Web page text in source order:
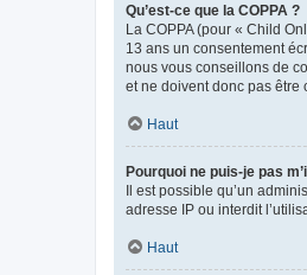
Qu’est-ce que la COPPA ?
La COPPA (pour « Child
13 ans un consentement
nous vous conseillons de
et ne doivent donc pas être
Haut
Pourquoi ne puis-je pas
Il est possible qu’un
adresse IP ou interdit
Haut